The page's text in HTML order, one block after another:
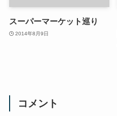
スーパーマーケット巡り
2014年8月9日
コメント